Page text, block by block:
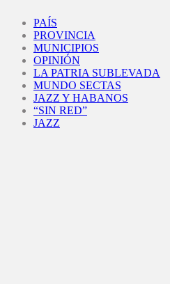
PAÍS
PROVINCIA
MUNICIPIOS
OPINIÓN
LA PATRIA SUBLEVADA
MUNDO SECTAS
JAZZ Y HABANOS
“SIN RED”
JAZZ